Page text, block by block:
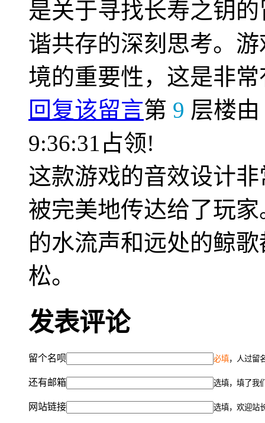
是关于寻找长寿之钥
谐共存的深刻思考。
境的重要性，这是非
回复该留言第 9 层楼由
9:36:31占领!
这款游戏的音效设计
被完美地传达给了玩
的水流声和远处的鲸
松。
发表评论
留个名呗 必填，人过留
还有邮箱 选填，填了我
网站链接 选填，欢迎站